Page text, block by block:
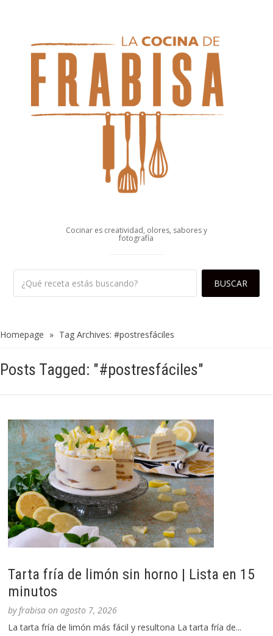
Cocinar es creatividad, olores, sabores y
fotografía
Homepage » Tag Archives: #postresfáciles
Posts Tagged: "#postresfáciles"
Tarta fría de limón sin horno | Lista en 15
minutos
byfrabisa onagosto 7, 2026
La tarta fría de limón más fácil y resultona La tarta fría de...